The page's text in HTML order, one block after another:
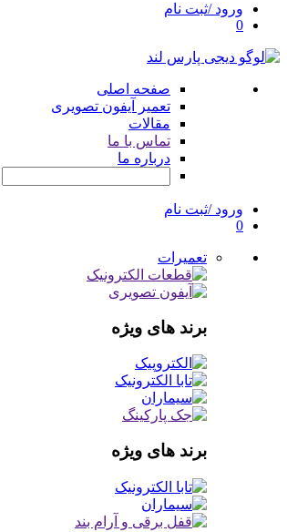
ورود /ثبت نام
0
صفحه اصلی
تعمیر آیفون تصویری
مقالات
تماس با ما
درباره ما
ورود /ثبت نام
0
تعمیرات
برند های ویژه
برند های ویژه